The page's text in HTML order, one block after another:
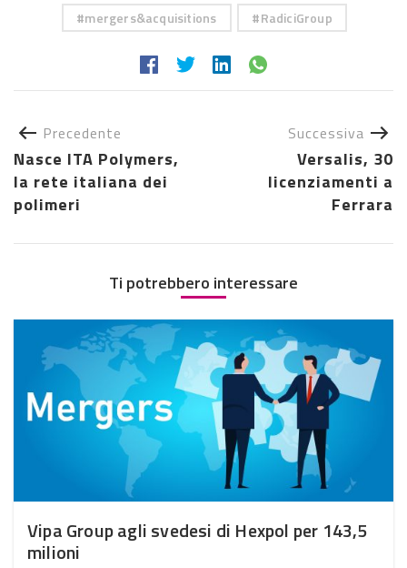
mergers&acquisitions
RadiciGroup
Precedente
Nasce ITA Polymers,
la rete italiana dei
polimeri
Successiva
Versalis, 30
licenziamenti a
Ferrara
Ti potrebbero interessare
Vipa Group agli svedesi di Hexpol per 143,5
milioni